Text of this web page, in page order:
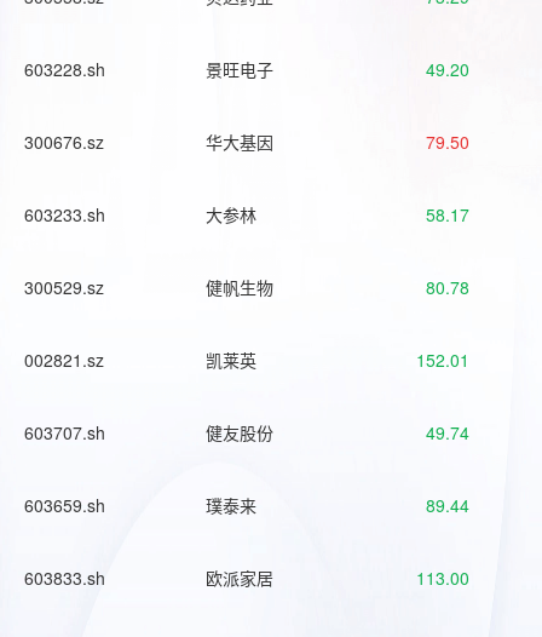
603228.sh 景旺电子 49.20
300676.sz 华大基因 79.50
603233.sh 大参林 58.17
300529.sz 健帆生物 80.78
002821.sz 凯莱英 152.01
603707.sh 健友股份 49.74
603659.sh 璞泰来 89.44
603833.sh 欧派家居 113.00